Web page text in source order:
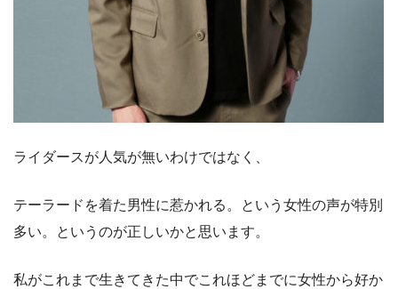
ライダースが人気が無いわけではなく、
テーラードを着た男性に惹かれる。という女性の声が特別
多い。というのが正しいかと思います。
私がこれまで生きてきた中でこれほどまでに女性から好か